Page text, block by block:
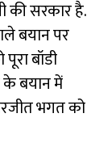
की सरकार है.
बयान पर
बॉडी
के बयान में
भगत को